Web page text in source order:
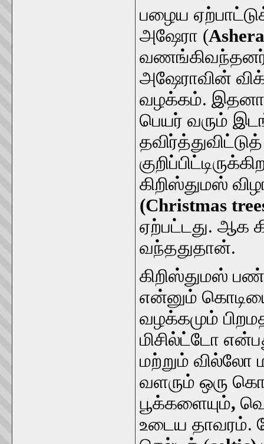
பழைய
அஷேரா (
அஷேராவின்
வழக்கம்.
பெயர் வரும்
கிறிஸ்துமஸ்
(Christmas
ஏற்பட்டது. ஆக
வந்ததுதான்.
கிறிஸ்துமஸ்
என்னும்
வழக்கமும்
மிசில்ட்டோ
மற்றும் வில்லோ
வளரும் ஒரு
பூக்களையும்,
உடைய தாவரம்.